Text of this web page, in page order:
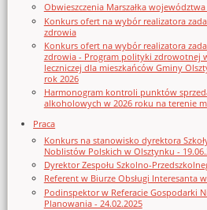
Obwieszczenia Marszałka
Konkurs ofert na wybór realizatora
zdrowia
Konkurs ofert na wybór realizatora
zdrowia - Program polityki zdrowotnej
leczniczej dla mieszkańców Gminy
rok 2026
Harmonogram kontroli punktów
alkoholowych w 2026 roku na terenie
Praca
Konkurs na stanowisko dyrektora
Noblistów Polskich w Olsztynku -
Dyrektor Zespołu Szkolno-
Referent w Biurze Obsługi Interesanta
Podinspektor w Referacie Gospodarki
Planowania - 24.02.2025